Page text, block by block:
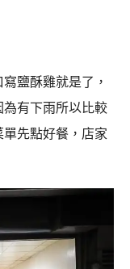
鹽酥雞就是了，
有下雨所以比較
先點好餐，店家